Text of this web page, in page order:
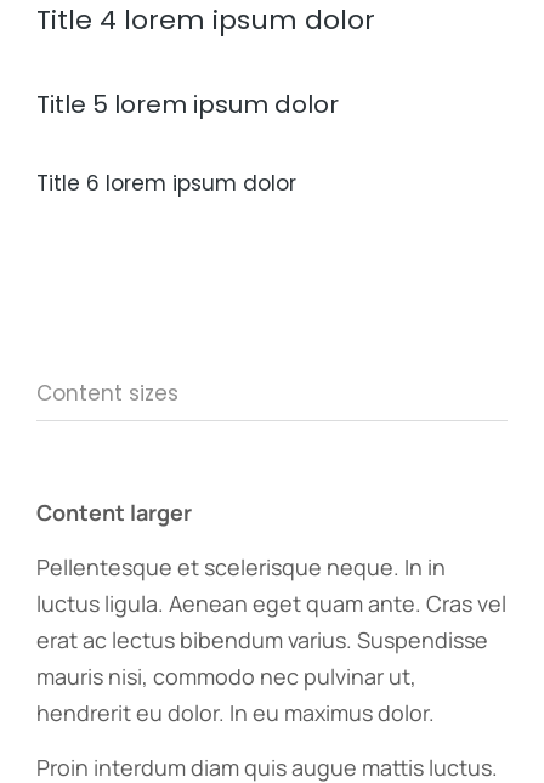
Title 4 lorem ipsum dolor
Title 5 lorem ipsum dolor
Title 6 lorem ipsum dolor
Content sizes
Content larger
Pellentesque et scelerisque neque. In in
luctus ligula. Aenean eget quam ante. Cras vel
erat ac lectus bibendum varius. Suspendisse
mauris nisi, commodo nec pulvinar ut,
hendrerit eu dolor. In eu maximus dolor.
Proin interdum diam quis augue mattis luctus.